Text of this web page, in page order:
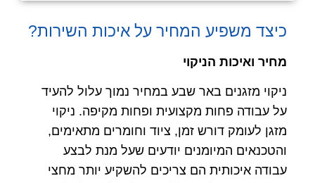
כיצד משפיע המחיר על איכות השירות?
מחיר ואיכות הניקוי
ניקוי מזגנים באר שבע במחיר נמוך עלול להעיד
על עבודה פחות מקצועית ופחות מקיפה. ניקוי
מזגן לעומק דורש זמן, ציוד וחומרים מתאימים,
והטכנאים המיומנים יודעים שעל מנת לבצע
עבודה איכותית הם צריכים להשקיע יותר מחצי